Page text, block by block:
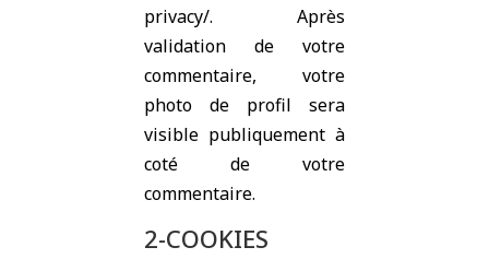
privacy/. Après
validation de votre
commentaire, votre
photo de profil sera
visible publiquement à
coté de votre
commentaire.
2-COOKIES